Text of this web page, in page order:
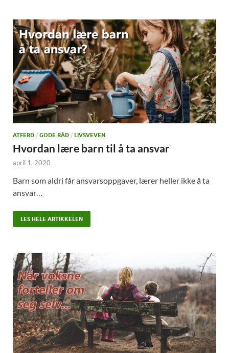
ATFERD / GODE RÅD / LIVSVEVEN
Hvordan lære barn til å ta ansvar
april 1, 2020
Barn som aldri får ansvarsoppgaver, lærer heller ikke å ta
ansvar…
LES HELE ARTIKKELEN